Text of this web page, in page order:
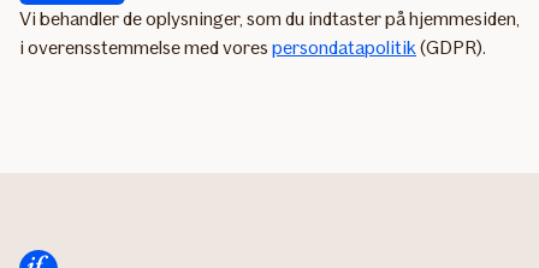
Formularen
sendes...
Vi behandler de oplysninger, som du indtaster på hjemmesiden,
i overensstemmelse med vores persondatapolitik (GDPR).